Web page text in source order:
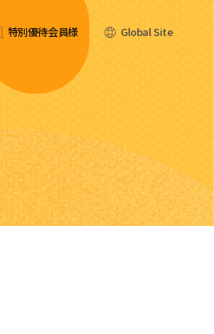
特別優待会員様 Global Site